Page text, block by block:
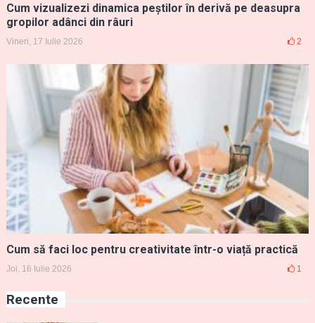
Cum vizualizezi dinamica peștilor în derivă pe deasupra
gropilor adânci din râuri
Vineri, 17 Iulie 2026 2
Cum să faci loc pentru creativitate într-o viață practică
Joi, 16 Iulie 2026 1
Recente